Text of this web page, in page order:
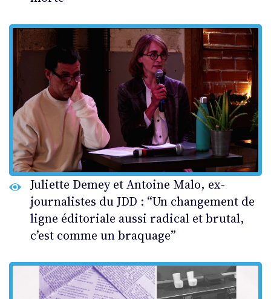
Juliette Demey et Antoine Malo, ex-
journalistes du JDD : “Un changement de
ligne éditoriale aussi radical et brutal,
c’est comme un braquage”